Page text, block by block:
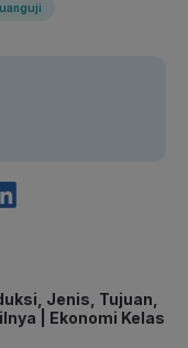
Jenis, Tujuan,
| Ekonomi Kelas